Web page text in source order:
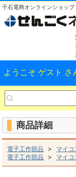
千石電商オンラインショップ
ようこそ ゲスト さ
商品詳細
電子工作部品 > マイ
電子工作部品
> マイ